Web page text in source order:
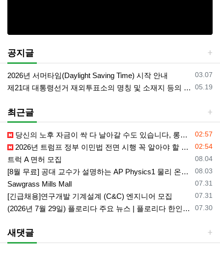
공지글
등록일
03.07
2026년 서머타임(Daylight Saving Time) 시작 안내
등록일
05.19
제21대 대통령선거 재외투표소의 명칭 및 소재지 등의 공고/올랜도 제외 투표소
최근글
등록일
02:57
당신의 노후 자금이 싹 다 날아갈 수도 있습니다, 롱텀케어 준비 하기
등록일
02:54
2026년 트럼프 정부 이민법 전면 시행 꼭 알아야 할 4가지!!
등록일
08.04
트럭 A 면허 모집
등록일
08.03
[8월 무료] 공대 교수가 설명하는 AP Physics1 물리 온라인 강의
등록일
07.31
Sawgrass Mills Mall
등록일
07.31
[긴급채용]연구개발 기계설계 (C&C) 엔지니어 모집
등록일
07.30
(2026년 7월 29일) 플로리다 주요 뉴스 | 플로리다 한인 닷컴
새댓글